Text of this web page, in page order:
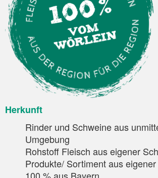
Herkunft
Rinder und Schweine aus
Umgebung
Rohstoff Fleisch aus eigener
Produkte/ Sortiment aus